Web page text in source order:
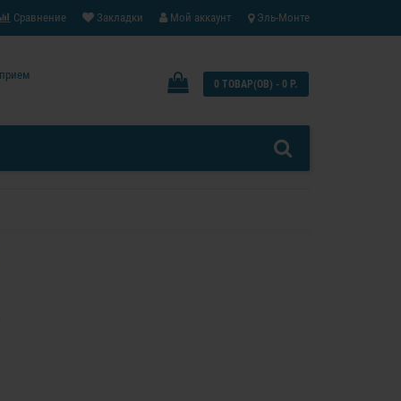
Эль-Монте
Мой аккаунт
Закладки
Сравнение
0 ТОВАР(ОВ) - 0 Р.